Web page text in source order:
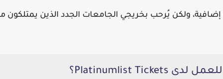
إضافية، ولكن يُرحب بخريجي الجامعات الجدد الذين يمتلكون